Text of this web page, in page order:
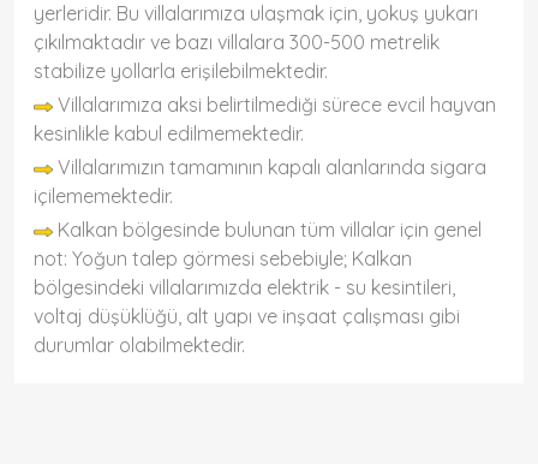
yerleridir. Bu villalarımıza ulaşmak için, yokuş yukarı
çıkılmaktadır ve bazı villalara 300-500 metrelik
stabilize yollarla erişilebilmektedir.
Villalarımıza aksi belirtilmediği sürece evcil hayvan
kesinlikle kabul edilmemektedir.
Villalarımızın tamamının kapalı alanlarında sigara
içilememektedir.
Kalkan bölgesinde bulunan tüm villalar için genel
not: Yoğun talep görmesi sebebiyle; Kalkan
bölgesindeki villalarımızda elektrik - su kesintileri,
voltaj düşüklüğü, alt yapı ve inşaat çalışması gibi
durumlar olabilmektedir.